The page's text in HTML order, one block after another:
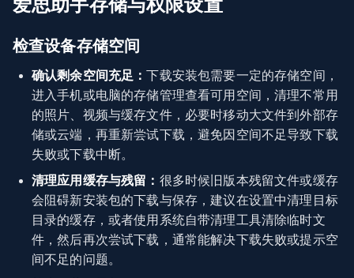
爱思助手存储与权限设置
检查设备存储空间
确认剩余空间充足：下载安装包需要一定的存储空间，
进入手机或电脑的存储管理查看可用空间，清理不常用
的照片、视频与缓存文件，必要时移动大文件到外部存
储或云端，再重新尝试下载，避免因空间不足导致下载
失败或下载中断。
清理应用缓存与残留： 很多时候旧版本残留文件或缓存
会阻碍新安装包的下载与保存，建议在设置中清理目标
目录的缓存，或者使用系统自带清理工具清除临时文
件，然后再次尝试下载，通常能解决下载失败或提示空
间不足的问题。